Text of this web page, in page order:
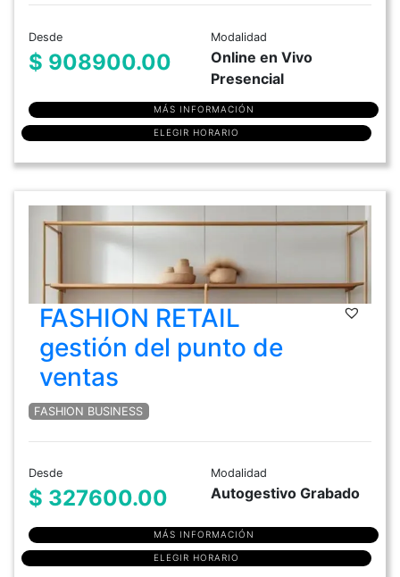
Desde
$ 908900.00
Modalidad
Online en Vivo
Presencial
MÁS INFORMACIÓN
ELEGIR HORARIO
FASHION RETAIL
gestión del punto de
ventas
FASHION BUSINESS
Desde
$ 327600.00
Modalidad
Autogestivo Grabado
MÁS INFORMACIÓN
ELEGIR HORARIO